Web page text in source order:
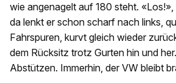
wie angenagelt auf 180 steht.
da lenkt er schon scharf nach links,
Fahrspuren, kurvt gleich wieder
dem Rücksitz trotz Gurten hin und
Abstützen. Immerhin, der VW bleibt